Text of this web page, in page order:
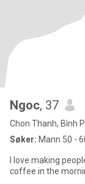
Ngoc, 37
Chon Thanh, Bình
Søker: Mann 50 -
I love making
coffee in the